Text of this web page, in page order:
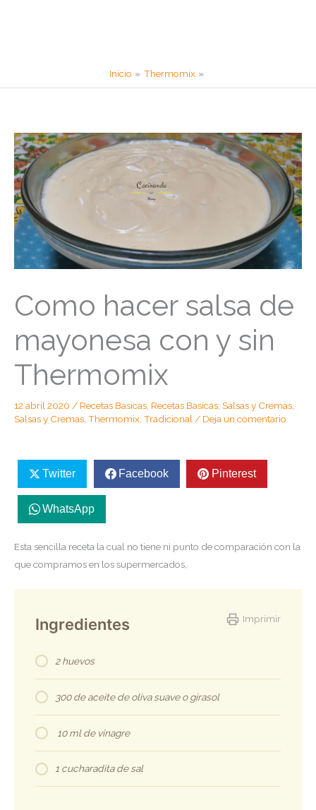
Inicio Thermomix
Como hacer salsa de
mayonesa con y sin
Thermomix
12 abril 2020 / Recetas Basicas, Recetas Basicas, Salsas y Cremas,
Salsas y Cremas, Thermomix, Tradicional/ Deja un comentario
Twitter Facebook Pinterest
WhatsApp
Esta sencilla receta la cual no tiene ni punto de comparación con la
que compramos en los supermercados,
Imprimir
Ingredientes
2 huevos
300 de aceite de oliva suave o girasol
10 ml de vinagre
1 cucharadita de sal